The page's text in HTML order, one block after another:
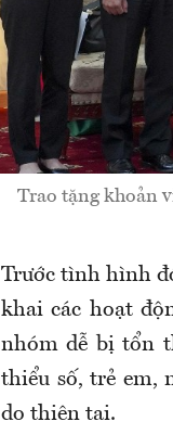
Trao tặng khoản
Trước tình hình
khai các hoạt
nhóm dễ bị tổn
thiểu số, trẻ em,
do thiên tai.